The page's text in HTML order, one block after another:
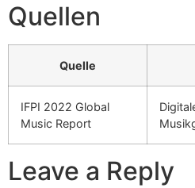
Quellen
Quelle
IFPI 2022 Global
Music Report
Leave a Reply